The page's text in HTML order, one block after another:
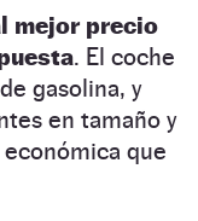
mejor precio
. El coche
gasolina, y
en tamaño y
que